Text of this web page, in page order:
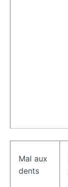
Mal aux
dents